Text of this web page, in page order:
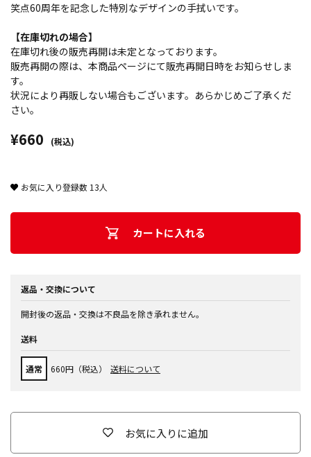
笑点60周年を記念した特別なデザインの手拭いです。
【在庫切れの場合】
在庫切れ後の販売再開は未定となっております。
販売再開の際は、本商品ページにて販売再開日時をお知らせしま
す。
状況により再販しない場合もございます。あらかじめご了承くだ
さい。
¥660 (税込)
お気に入り登録数 13人
カートに入れる
返品・交換について
開封後の返品・交換は不良品を除き承れません。
送料
通常 660円（税込） 送料について
お気に入りに追加